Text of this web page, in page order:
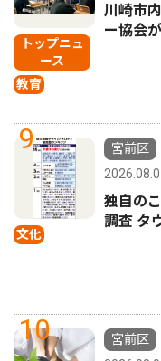
トップニュ
ース
教育
川崎市
ー協会
9
文化
宮前区
独自の
調査 タ
10
宮前区